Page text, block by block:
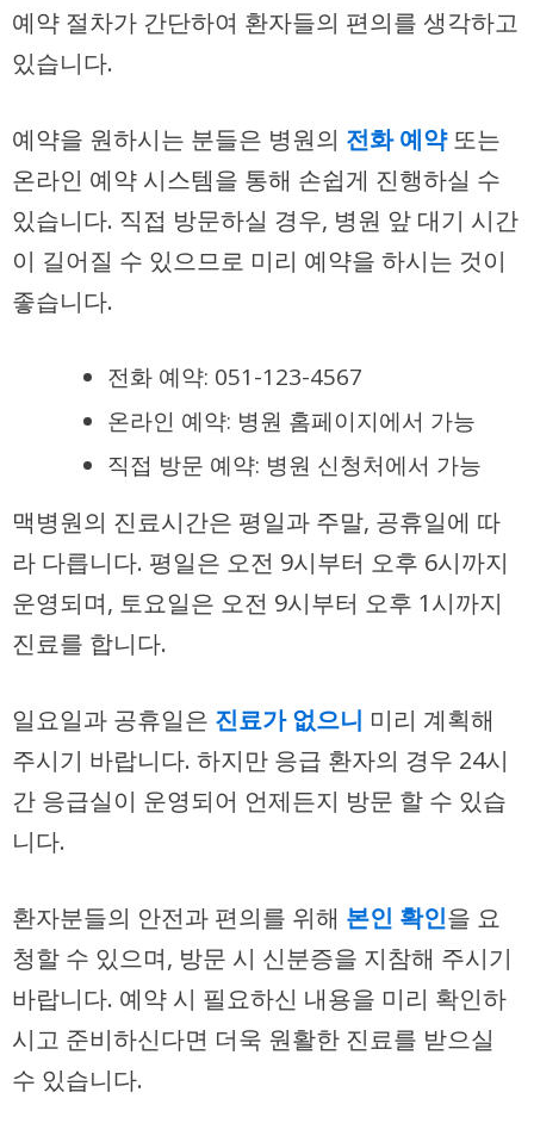
예약 절차가 간단하여 환자들의 편의를 생각하고
있습니다.
예약을 원하시는 분들은 병원의 전화 예약또는
온라인 예약 시스템을 통해 손쉽게 진행하실 수
있습니다. 직접 방문하실 경우, 병원 앞 대기 시간
이 길어질 수 있으므로 미리 예약을 하시는 것이
좋습니다.
전화 예약: 051-123-4567
온라인 예약: 병원 홈페이지에서 가능
직접 방문 예약: 병원 신청처에서 가능
맥병원의 진료시간은 평일과 주말, 공휴일에 따
라 다릅니다. 평일은 오전 9시부터 오후 6시까지
운영되며, 토요일은 오전 9시부터 오후 1시까지
진료를 합니다.
일요일과 공휴일은 진료가 없으니 미리 계획해
주시기 바랍니다. 하지만 응급 환자의 경우 24시
간 응급실이 운영되어 언제든지 방문 할 수 있습
니다.
환자분들의 안전과 편의를 위해 본인 확인을 요
청할 수 있으며, 방문 시 신분증을 지참해 주시기
바랍니다. 예약 시 필요하신 내용을 미리 확인하
시고 준비하신다면 더욱 원활한 진료를 받으실
수 있습니다.